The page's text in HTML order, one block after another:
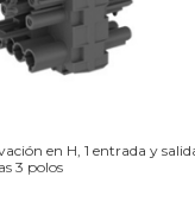
en H, 1 entrada y
3 polos